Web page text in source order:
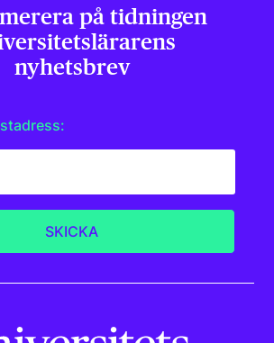
på tidningen
nyhetsbrev